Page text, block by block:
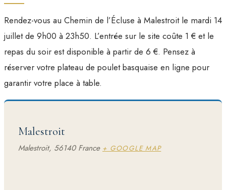
Rendez-vous au Chemin de l’Écluse à Malestroit le mardi 14
juillet de 9h00 à 23h50. L’entrée sur le site coûte 1 € et le
repas du soir est disponible à partir de 6 €. Pensez à
réserver votre plateau de poulet basquaise en ligne pour
garantir votre place à table.
Malestroit
Malestroit, 56140 France + GOOGLE MAP